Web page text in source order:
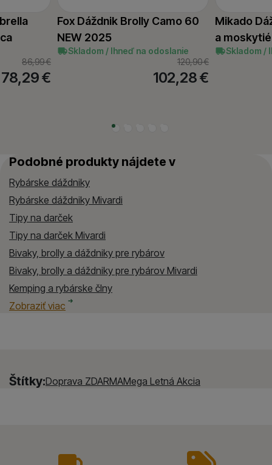
Fox Dáždnik Brolly Camo 60
NEW 2025
Skladom / Ihneď na odoslanie
120,90€
102,28€
Mikado
a
Skladom /
86,99€
78,29€
Podobné produkty nájdete v
Rybárske dáždniky
Rybárske dáždniky Mivardi
Tipy na darček
Tipy na darček Mivardi
Bivaky, brolly a dáždniky pre rybárov
Bivaky, brolly a dáždniky pre rybárov Mivardi
Kemping a rybárske člny
Kemping a rybárske člny Mivardi
DARČEKY A POUKAZY
DARČEKY A POUKAZY Mivardi
Zobraziť viac
Štítky:Doprava ZDARMAMega Letná Akcia
vyhody